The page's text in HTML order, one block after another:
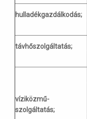
hulladékgazdálkodás;
távhőszolgáltatás;
víziközmű-
szolgáltatás;